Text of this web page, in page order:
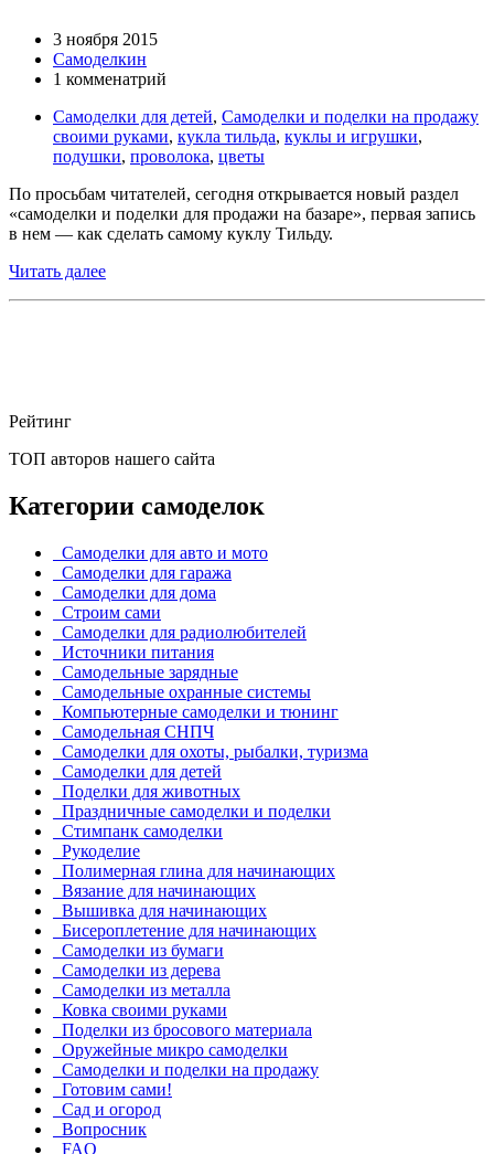
3 ноября 2015
Самоделкин
1 комменатрий
Самоделки для детей, Самоделки и поделки на продажу
своими руками, кукла тильда, куклы и игрушки,
подушки, проволока, цветы
По просьбам читателей, сегодня открывается новый раздел
«самоделки и поделки для продажи на базаре», первая запись
в нем — как сделать самому куклу Тильду.
Читать далее
Рейтинг
ТОП авторов нашего сайта
Категории самоделок
Самоделки для авто и мото
Самоделки для гаража
Самоделки для дома
Строим сами
Самоделки для радиолюбителей
Источники питания
Самодельные зарядные
Самодельные охранные системы
Компьютерные самоделки и тюнинг
Самодельная СНПЧ
Самоделки для охоты, рыбалки, туризма
Самоделки для детей
Поделки для животных
Праздничные самоделки и поделки
Стимпанк самоделки
Рукоделие
Полимерная глина для начинающих
Вязание для начинающих
Вышивка для начинающих
Бисероплетение для начинающих
Самоделки из бумаги
Самоделки из дерева
Самоделки из металла
Ковка своими руками
Поделки из бросового материала
Оружейные микро самоделки
Самоделки и поделки на продажу
Готовим сами!
Сад и огород
Вопросник
FAQ